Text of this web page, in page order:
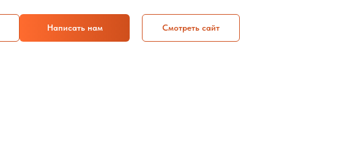
Смотреть сайт
Написать нам